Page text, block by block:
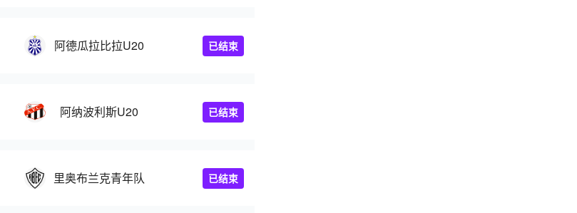
阿德瓜拉比拉U20 已结束
阿纳波利斯U20 已结束
里奥布兰克青年队 已结束